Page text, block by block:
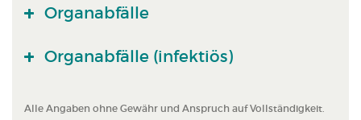
Organabfälle
Organabfälle (infektiös)
Alle Angaben ohne Gewähr und Anspruch auf Vollständigkeit.